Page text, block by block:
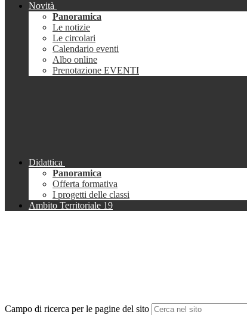
Novità
Panoramica
Le notizie
Le circolari
Calendario eventi
Albo online
Prenotazione EVENTI
Didattica
Panoramica
Offerta formativa
I progetti delle classi
Ambito Territoriale 19
Campo di ricerca per le pagine del sito